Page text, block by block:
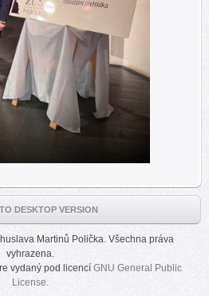
DESKTOP VERSION
Martinů Polička. Všechna práva
vyhrazena.
vydaný pod licencí GNU General Public
License.